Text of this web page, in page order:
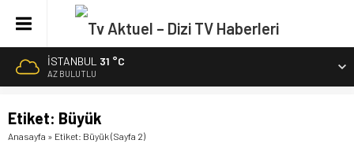
İSTANBUL 31 °C
AZ BULUTLU
Etiket: Büyük
Anasayfa » Etiket: Büyük(Sayfa 2)